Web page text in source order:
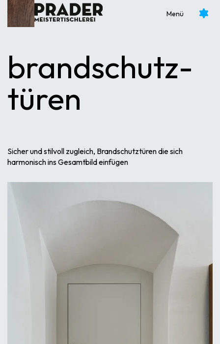
brand­schutz­
türen
Sicher und stilvoll zugleich, Brandschutztüren die sich
harmonisch ins Gesamtbild einfügen
Menü
Möbel fürs Bad
Möbel auf Mass
Glastüren
Brandschutztüren
Sonderanfertigungen
Türen für Altbau